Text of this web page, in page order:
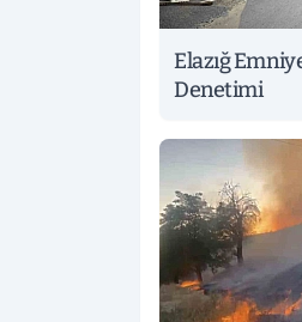
Elazığ
Denetimi